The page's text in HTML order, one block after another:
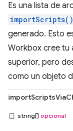
Es una lista de
importScripts()
generado. Esto
Workbox cree tu
superior, pero
como un objeto
string[] opcional